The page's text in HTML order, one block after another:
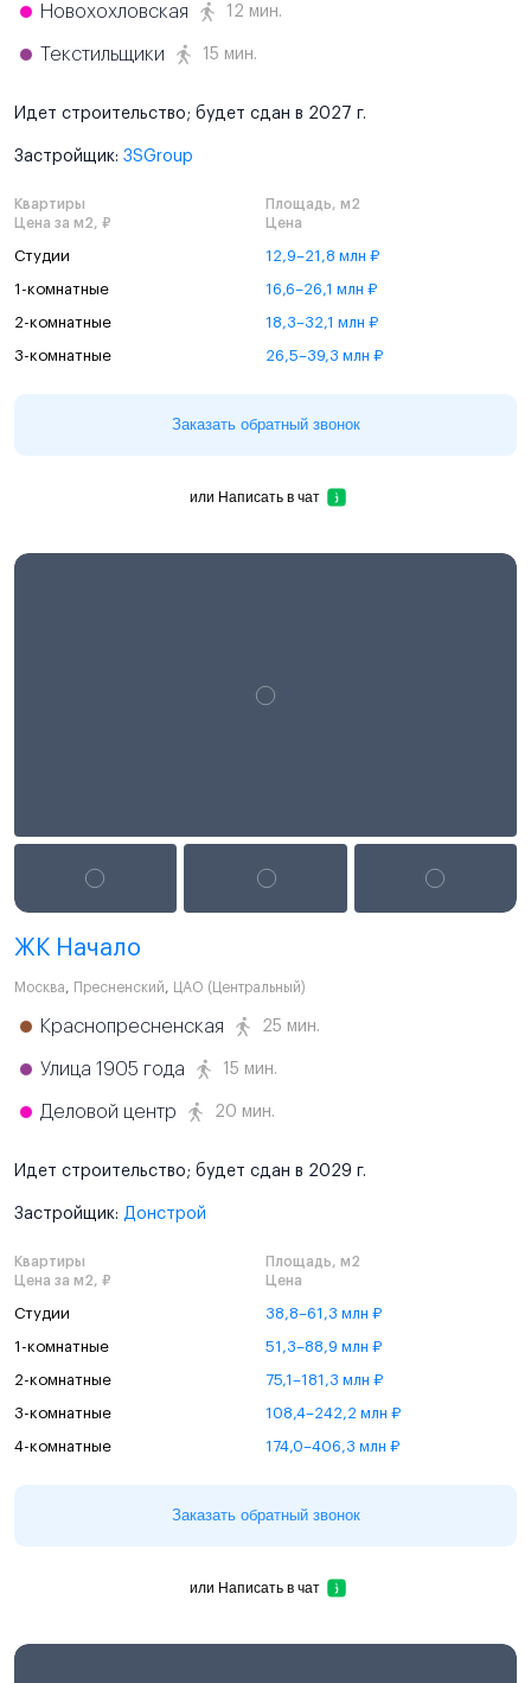
Новохохловская 12 мин.
Текстильщики 15 мин.
Идет строительство; будет сдан в 2027 г.
Застройщик: 3SGroup
Квартиры
Площадь, м2
Цена за м2, ₽
Цена
Студии 12,9–21,8 млн ₽
1-комнатные 16,6–26,1 млн ₽
2-комнатные 18,3–32,1 млн ₽
3-комнатные 26,5–39,3 млн ₽
Заказать обратный звонок
или Написать в чат
ЖК Начало
Москва, Пресненский, ЦАО (Центральный)
Краснопресненская 25 мин.
Улица 1905 года 15 мин.
Деловой центр 20 мин.
Идет строительство; будет сдан в 2029 г.
Застройщик: Донстрой
Квартиры
Площадь, м2
Цена за м2, ₽
Цена
Студии 38,8–61,3 млн ₽
1-комнатные 51,3–88,9 млн ₽
2-комнатные 75,1–181,3 млн ₽
3-комнатные 108,4–242,2 млн ₽
4-комнатные 174,0–406,3 млн ₽
Заказать обратный звонок
или Написать в чат